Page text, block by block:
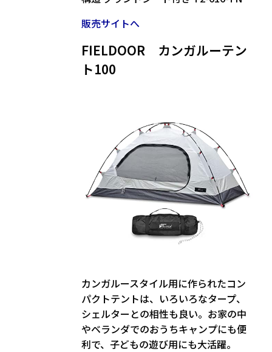
販売サイトへ
FIELDOOR カンガルーテン
ト100
カンガルースタイル用に作られたコン
パクトテントは、いろいろなタープ、
シェルターとの相性も良い。お家の中
やベランダでのおうちキャンプにも便
利で、子どもの遊び用にも大活躍。